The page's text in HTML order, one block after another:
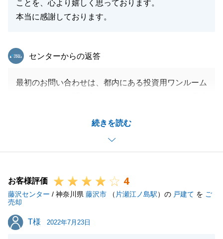
ことを、心より嬉しく思っております。
本当に感謝しております。
続きを読む
東急リバブル
センターからの返答
最初のお問い合わせは、都内にある投資用ワンルーム
海沿いの一戸建てでした。
何度もご案内をさせていただいたことで、Ｋ様の好み
などを知ることができ、心から住みたいと思っていた
す。
何度もお打ち合わせをさせていただき、思い出がたく
さんあるお客様です。
Ｋ様のご担当をさせていただき、本当によかったで
お客様評価 4
藤沢センター / 神奈川県 藤沢市 （ 片瀬江ノ島駅）の 戸建て を ご
売却
T様
T様 2022年7月23日